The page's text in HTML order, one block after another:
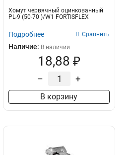
Хомут червячный оцинкованный
PL-9 (50-70 )/W1 FORTISFLEX
Подробнее Сравнить
Наличие: В наличии
18,88 ₽
– +
В корзину